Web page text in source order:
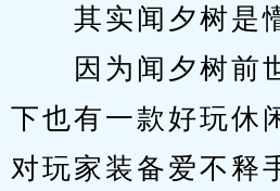
其实闻夕树是懵
因为闻夕树前世
下也有一款好玩休
对玩家装备爱不释